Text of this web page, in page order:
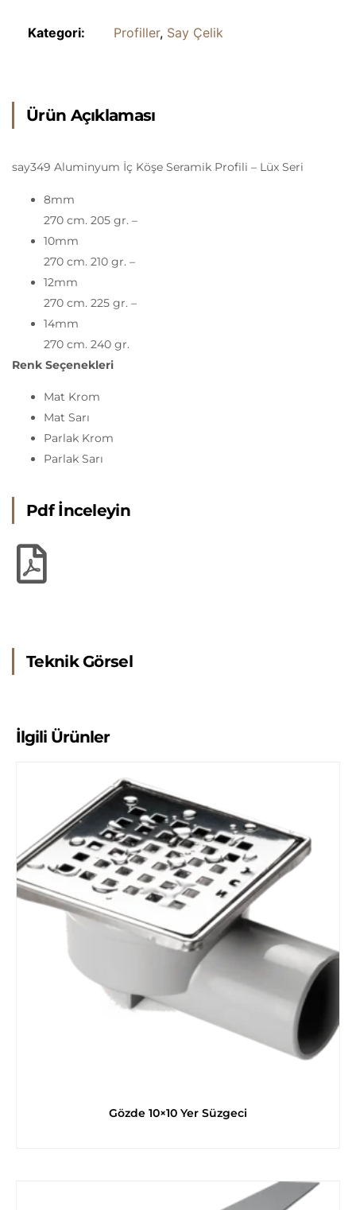
Kategori: Profiller, Say Çelik
Ürün Açıklaması
say349 Aluminyum İç Köşe Seramik Profili – Lüx Seri
8mm
270 cm. 205 gr. –
10mm
270 cm. 210 gr. –
12mm
270 cm. 225 gr. –
14mm
270 cm. 240 gr.
Renk Seçenekleri
Mat Krom
Mat Sarı
Parlak Krom
Parlak Sarı
Pdf İnceleyin
Teknik Görsel
İlgili Ürünler
Gözde 10×10 Yer Süzgeci